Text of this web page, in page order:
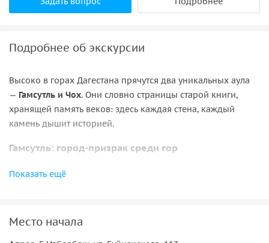
Подробнее об экскурсии
Высоко в горах Дагестана прячутся два уникальных аула
— Гамсутль и Чох. Они словно страницы старой книги,
хранящей память веков: здесь каждая стена, каждый
камень дышит историей.
Гамсутль: город-призрак среди гор
Заброшенный аул Гамсутль — место, где время
Показать ещё
Место начала